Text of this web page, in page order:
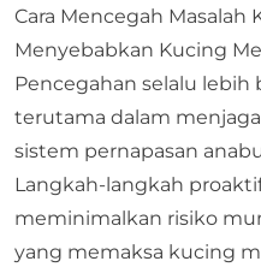
Cara Mencegah Masalah
Menyebabkan Kucing
Pencegahan selalu lebih
terutama dalam
sistem pernapasan
Langkah-langkah
meminimalkan risiko
yang memaksa kucing